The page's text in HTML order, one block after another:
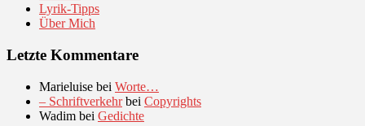
Lyrik-Tipps
Über Mich
Letzte Kommentare
Marieluise bei Worte…
– Schriftverkehrbei Copyrights
Wadim bei Gedichte